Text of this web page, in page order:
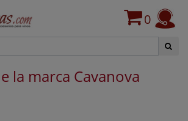
0
la marca Cavanova